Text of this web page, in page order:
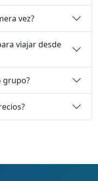
vez?
viajar desde
grupo?